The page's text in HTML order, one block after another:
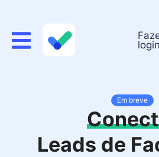
login
Em breve
Leads de